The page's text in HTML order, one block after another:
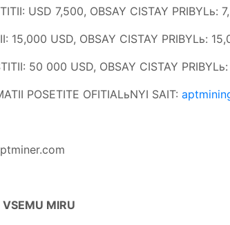
USD 7,500, OBSAY CISTAY PRIBYLь:
15,000 USD, OBSAY CISTAY PRIBYLь:
50 000 USD, OBSAY CISTAY
POSETITE OFITIALьNYI SAIT:
MIRU